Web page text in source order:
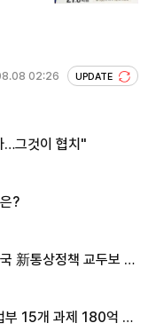
02:26 UPDATE
…그것이 협치"
?
新통상정책 교두보 활
부 15개 과제 180억 지